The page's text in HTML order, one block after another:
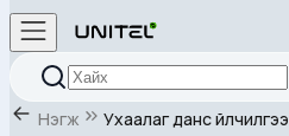
Нэгж Ухаалаг данс үйлчилгээ